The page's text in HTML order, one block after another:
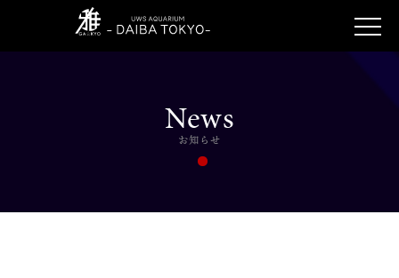
News
お知らせ